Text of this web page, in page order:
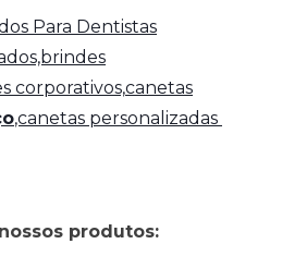
Para Dentistas
corporativos,canetas
,canetas personalizadas
produtos: